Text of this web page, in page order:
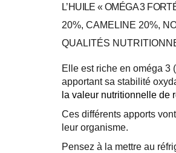
L’HUILE « OMÉGA 3
20%, CAMELINE 20%,
QUALITÉS
Elle est riche en oméga 3
apportant sa stabilité
la valeur nutritionnelle de
Ces différents apports
leur organisme.
Pensez à la mettre au